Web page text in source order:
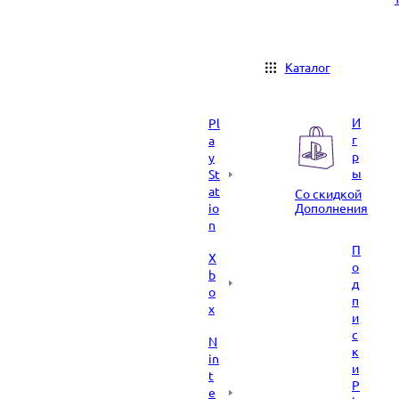
Каталог
Pl
a
y
St
at
io
n
X
b
o
x
N
in
t
e
И
г
р
ы
Со скидкой
Дополнения
П
о
д
п
и
с
к
и
P